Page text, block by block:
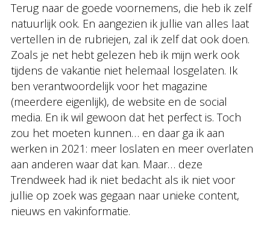
Terug naar de goede voornemens, die heb ik zelf
natuurlijk ook. En aangezien ik jullie van alles laat
vertellen in de rubriejen, zal ik zelf dat ook doen.
Zoals je net hebt gelezen heb ik mijn werk ook
tijdens de vakantie niet helemaal losgelaten. Ik
ben verantwoordelijk voor het magazine
(meerdere eigenlijk), de website en de social
media. En ik wil gewoon dat het perfect is. Toch
zou het moeten kunnen… en daar ga ik aan
werken in 2021: meer loslaten en meer overlaten
aan anderen waar dat kan. Maar… deze
Trendweek had ik niet bedacht als ik niet voor
jullie op zoek was gegaan naar unieke content,
nieuws en vakinformatie.